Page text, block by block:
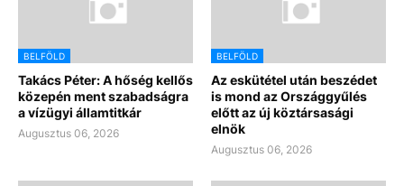
BELFÖLD
Takács Péter: A hőség kellős
közepén ment szabadságra
a vízügyi államtitkár
Augusztus 06, 2026
BELFÖLD
Az eskütétel után beszédet
is mond az Országgyűlés
előtt az új köztársasági
elnök
Augusztus 06, 2026